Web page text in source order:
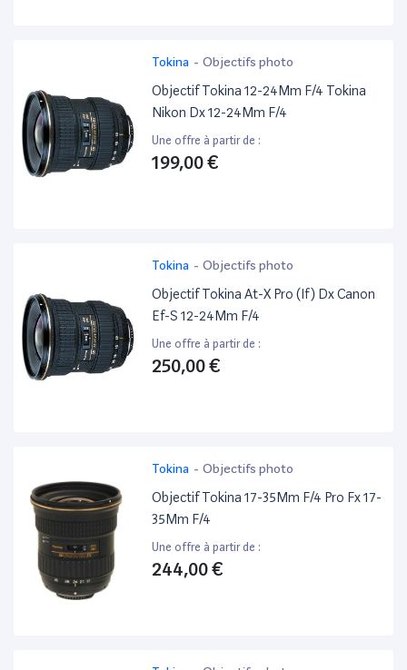
Tokina - Objectifs photo
Objectif Tokina 12-24Mm F/4 Tokina
Nikon Dx 12-24Mm F/4
Une offre à partir de :
199,00 €
Tokina - Objectifs photo
Objectif Tokina At-X Pro (If) Dx Canon
Ef-S 12-24Mm F/4
Une offre à partir de :
250,00 €
Tokina - Objectifs photo
Objectif Tokina 17-35Mm F/4 Pro Fx 17-
35Mm F/4
Une offre à partir de :
244,00 €